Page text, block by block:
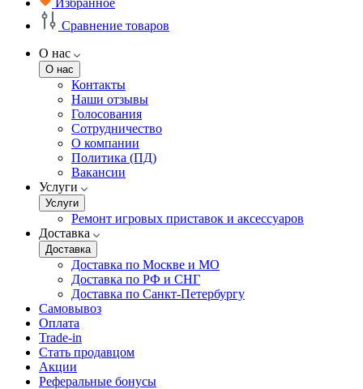
Сравнение товаров
О нас
О нас
Контакты
Наши отзывы
Голосования
Сотрудничество
О компании
Политика (ПД)
Вакансии
Услуги
Услуги
Ремонт игровых приставок и аксессуаров
Доставка
Доставка
Доставка по Москве и МО
Доставка по РФ и СНГ
Доставка по Санкт-Петербургу
Самовывоз
Оплата
Trade-in
Стать продавцом
Акции
Реферальные бонусы